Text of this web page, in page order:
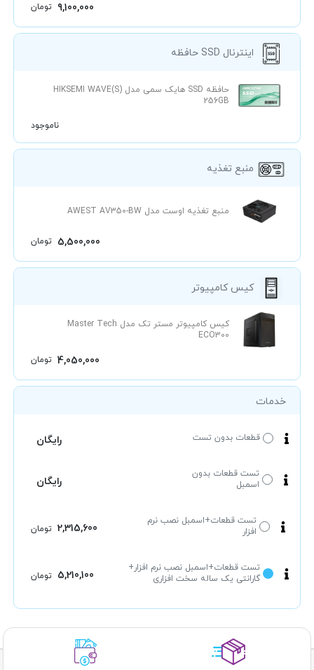
9,100,000 تومان
حافظه SSD اینترنال
ناموجود
حافظه SSD هایک سمی مدل HIKSEMI WAVE(S)
256GB
منبع تغذیه
5,500,000 تومان
منبع تغذیه اوست مدل AWEST AV350-BW
کیس کامپیوتر
4,050,000 تومان
کیس کامپیوتر مستر تک مدل Master Tech
ECO300
خدمات
رایگان قطعات بدون تست
رایگان
تست قطعات بدون
اسمبل
2,315,600 تومان
تست قطعات+اسمبل نصب نرم
افزار
5,210,100 تومان
تست قطعات+اسمبل نصب نرم افزار+
گارانتی یک ساله سخت افزاری